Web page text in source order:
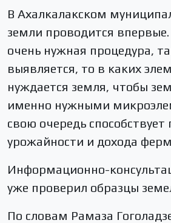
В Ахалкалакском
земли проводится
очень нужная процедура,
выявляется, то в каких
нуждается земля, чтобы
именно нужными
свою очередь
урожайности и дохода
Информационно-
уже проверил образцы
По словам Рамаза